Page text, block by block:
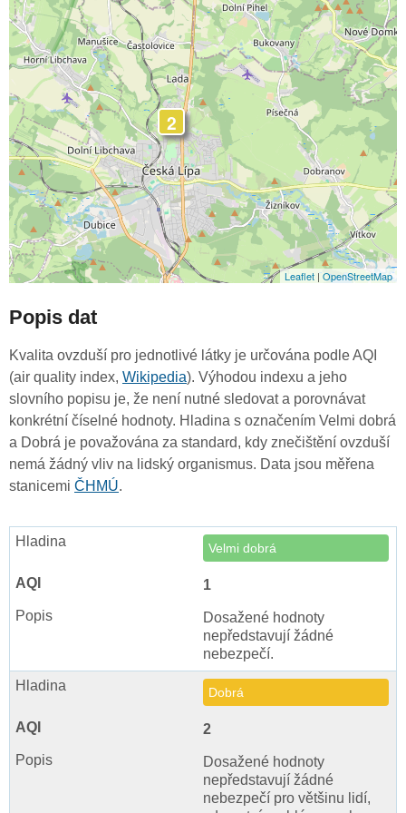
2
Leaflet |OpenStreetMap
Popis dat
Kvalita ovzduší pro jednotlivé látky je určována podle AQI
(air quality index, Wikipedia). Výhodou indexu a jeho
slovního popisu je, že není nutné sledovat a porovnávat
konkrétní číselné hodnoty. Hladina s označením Velmi dobrá
a Dobrá je považována za standard, kdy znečištění ovzduší
nemá žádný vliv na lidský organismus. Data jsou měřena
stanicemi ČHMÚ.
Velmi dobrá
1
Dosažené hodnoty
nepředstavují žádné
nebezpečí.
Dobrá
2
Dosažené hodnoty
nepředstavují žádné
nebezpečí pro většinu lidí,